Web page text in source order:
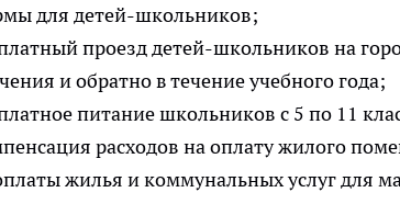
для детей-школьников;
проезд детей-школьников на
и обратно в течение учебного года;
питание школьников с 5 по 11
расходов на оплату жилого
жилья и коммунальных услуг для